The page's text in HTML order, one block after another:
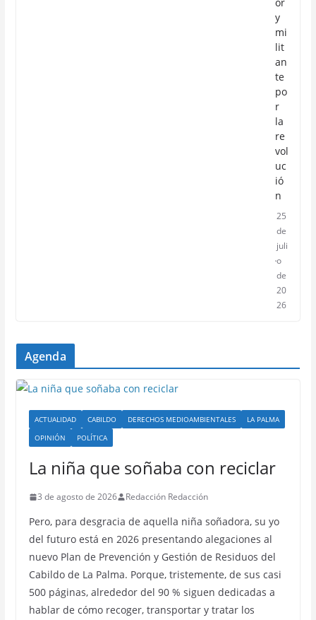
y
mi
lit
an
te
po
r
la
re
vol
uc
ió
n
25
de
juli
o
de
20
26
Agenda
ACTUALIDAD CABILDO DERECHOS MEDIOAMBIENTALES
LA PALMA
OPINIÓN
POLÍTICA
La niña que soñaba con reciclar
3 de agosto de 2026 Redacción Redacción
Pero, para desgracia de aquella niña soñadora, su yo
del futuro está en 2026 presentando alegaciones al
nuevo Plan de Prevención y Gestión de Residuos del
Cabildo de La Palma. Porque, tristemente, de sus casi
500 páginas, alrededor del 90 % siguen dedicadas a
hablar de cómo recoger, transportar y tratar los